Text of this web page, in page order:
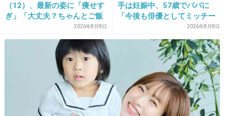
＞樽美酒のこの告白に、ファンからは「ちょっ
と婚姻届け貰ってくるー」「私が嫁になってや
る！」「研二と結婚したい。。。」と花嫁に立
候補する声が多数上がっている。
みんなちょっと落ち着けｗ
+141 -4
（12）、最新の姿に「痩せす
ぎ」「大丈夫？ちゃんとご飯
食べてね」など心配の声2026年8月8日
手は妊娠中、57歳でパパに
「今後も俳優としてミッチー
2026年8月8日